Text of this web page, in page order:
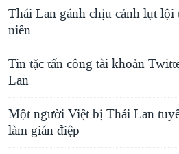
Thái Lan gánh chịu cảnh lụt lội
niên
Tin tặc tấn công tài khoản
Lan
Một người Việt bị Thái Lan
làm gián điệp